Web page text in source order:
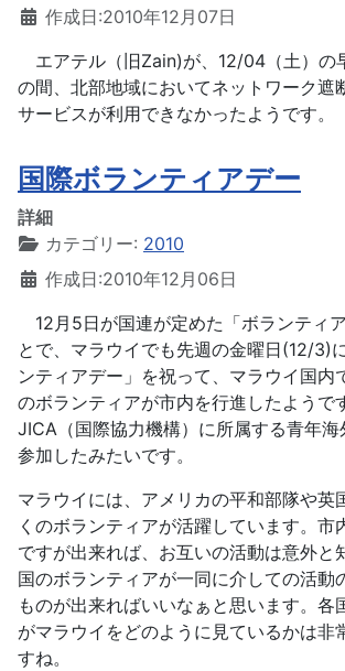
作成日:2010年12月07日
エアテル（旧Zain)が、12/04（土）の
の間、北部地域においてネットワーク遮
サービスが利用できなかったようです。
国際ボランティアデー
詳細
カテゴリー: 2010
作成日:2010年12月06日
12月5日が国連が定めた「ボランティ
とで、マラウイでも先週の金曜日(12/3)
ンティアデー」を祝って、マラウイ国内
のボランティアが市内を行進したようで
JICA（国際協力機構）に所属する青年
参加したみたいです。
マラウイには、アメリカの平和部隊や英
くのボランティアが活躍しています。市
ですが出来れば、お互いの活動は意外と
国のボランティアが一同に介しての活動
ものが出来ればいいなぁと思います。各
がマラウイをどのように見ているかは非
すね。